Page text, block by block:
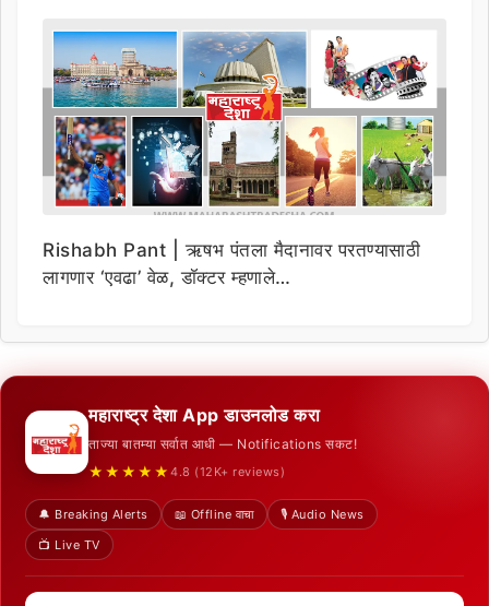
Rishabh Pant | ऋषभ पंतला मैदानावर परतण्यासाठी
लागणार ‘एवढा’ वेळ, डॉक्टर म्हणाले…
महाराष्ट्र देशा App डाउनलोड करा
ताज्या बातम्या सर्वात आधी — Notifications सकट!
★★★★★ 4.8 (12K+ reviews)
🔔 Breaking Alerts 📖 Offline वाचा
🎙️ Audio News
📺 Live TV